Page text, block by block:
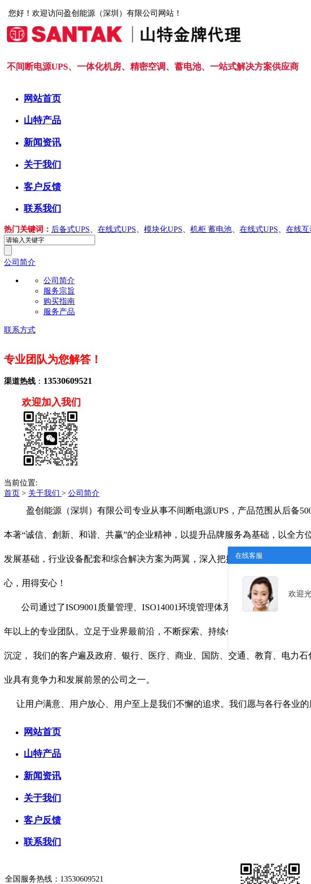
您好！欢迎访问盈创能源（深圳）有限公司网站！
不间断电源UPS、一体化机房、精密空调、蓄电池、一站式解决方案供应商
网站首页
山特产品
新闻资讯
关于我们
客户反馈
联系我们
热门关键词： 后备式UPS 在线式UPS 模块化UPS 机柜 蓄电池 在线式UPS 在线互
公司简介
公司简介
服务宗旨
购买指南
服务产品
联系方式
专业团队为您解答！
渠道热线 ： 13530609521
欢迎加入我们
当前位置:
首页 > 关于我们 > 公司简介
盈创能源（深圳）有限公司 专业从事不间断电源UPS，产品范围从后备
本著“诚信、創新、和谐、共赢”的企业精神，以提升品牌服务為基础，以全
发展基础，行业设备配套和综合解决方案为两翼，深入把握用户需求，开展
心，用得安心！
公司通过了ISO9001质量管理、ISO14001环境管理体系认证，我们凭借在
年以上的专业团队。立足于业界最前沿，不断探索、持续创新，以高效、优
沉淀， 我们的客户遍及政府、银行、医疗、商业、国防、交通、教育、电力
业具有竟争力和发展前景的公司之一。
让用户满意、用户放心、用户至上是我们不懈的追求。我们愿与各行各业的
网站首页
山特产品
新闻资讯
关于我们
客户反馈
联系我们
全国服务热线：13530609521
在线客服
欢迎